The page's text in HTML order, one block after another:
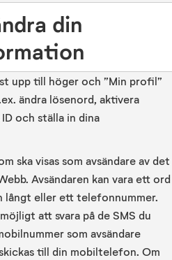
din
upp till höger och ”Min profil”
ändra lösenord, aktivera
och ställa in dina
ska visas som avsändare av det
Avsändaren kan vara ett ord
långt eller ett telefonnummer.
att svara på de SMS du
som avsändare
till din mobiltelefon. Om